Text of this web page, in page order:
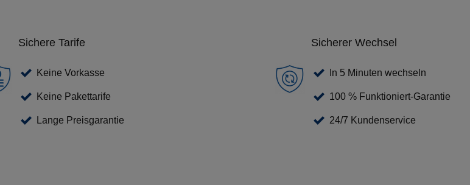
Sichere Tarife
Keine Vorkasse
Keine Pakettarife
Lange Preisgarantie
Sicherer Wechsel
In 5 Minuten wechseln
100 % Funktioniert-Garantie
24/7 Kundenservice